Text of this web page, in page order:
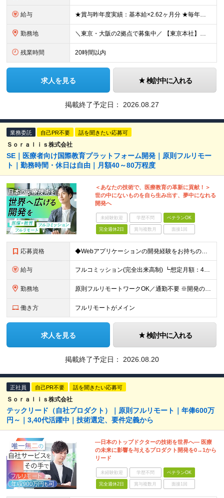
給与 ★賞与昨年度実績：基本給×2.62ヶ月分 ★毎年必ず昇給する経験給制度あり！ ■月給：23万5000円〜45万円＋賞与年2回 ※経験・スキルを考慮し、当社規定の「バンド（等級）」に合わせて決定します
勤務地 ＼東京・大阪の2拠点で募集中／ 【東京本社】東京都江東区亀戸1-28-6 【大阪支店】大阪府大阪市東淀川区東中島1-13-25 ※ご希望の勤務地を考慮します。当面転勤は想定していません。 ご本人の希
残業時間 20時間以内
求人を見る 検討中に入れる
掲載終了予定日： 2026.08.27
業務委託 自己PR不要 話を聞きたい応募可
Ｓｏｒａｌｉｓ株式会社
SE｜医療者向け国際教育プラットフォーム開発｜原則フルリモー
ト｜勤務時間・休日は自由｜月額40～80万程度
＜あなたの技術で、医療教育の革新に貢献！＞
世の中にないものを自ら生み出す、夢中になれる
開発へ
未経験歓迎 学歴不問 ベテランOK
完全週休2日 賞与複数月 面接1回
応募資格 ◆Webアプリケーションの開発経験をお持ちの方（年数不問） ◆大卒以上 ◆英語での日常会話ができる方
給与 フルコミッション(完全出来高制) ┗想定月額：40万円～80万円 ┗稼働日数や時間は全て自由。自分のペースで働けます。 【収益モデル】 月20〜40時間稼働：月額15〜30万円 ※試用期間はありませ
勤務地 原則フルリモートワークOK／通勤不要 ※開発の熱量を共有するため、出社できる範囲にお住まいの方を想定。 ◆オフィス 東京都港区高輪3丁目25-29 Ave.Takanawa 5階エキスパートオフィス
働き方 フルリモートがメイン
求人を見る 検討中に入れる
掲載終了予定日： 2026.08.20
正社員 自己PR不要 話を聞きたい応募可
Ｓｏｒａｌｉｓ株式会社
テックリード（自社プロダクト）｜原則フルリモート｜年俸600万
円～｜3,40代活躍中｜技術選定、要件定義から
―日本のトップドクターの技術を世界へ― 医療
の未来に影響を与えるプロダクト開発を0→1から
リード
未経験歓迎 学歴不問 ベテランOK
完全週休2日 賞与複数月 面接1回